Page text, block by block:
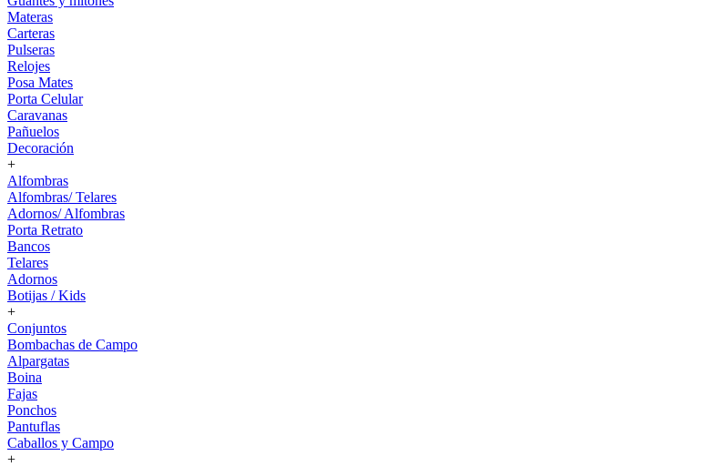
Materas
Carteras
Pulseras
Relojes
Posa Mates
Porta Celular
Caravanas
Pañuelos
Decoración
+
Alfombras
Alfombras/ Telares
Adornos/ Alfombras
Porta Retrato
Bancos
Telares
Adornos
Botijas / Kids
+
Conjuntos
Bombachas de Campo
Alpargatas
Boina
Fajas
Ponchos
Pantuflas
Caballos y Campo
+